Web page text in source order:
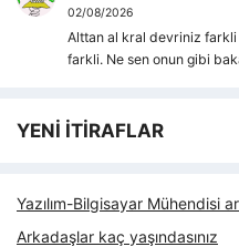
02/08/2026
Alttan al kral devriniz farkli
farkli. Ne sen onun gibi
YENİ İTİRAFLAR
Yazılım-Bilgisayar Mühendisi
Arkadaşlar kaç yaşındasınız